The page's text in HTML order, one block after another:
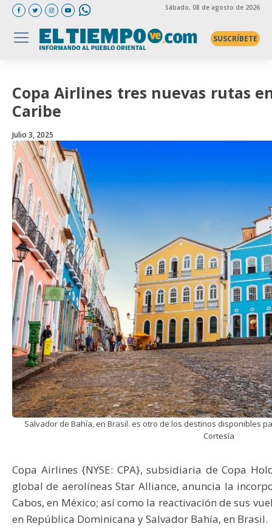
Sábado, 08 de agosto de 2026
SUSCRÍBETE
Copa Airlines tres nuevas rutas
Caribe
Julio 3, 2025
Salvador de Bahía, en Brasil. es otro de los destinos disponibles
Cortesía
Copa Airlines {NYSE: CPA}, subsidiaria de Copa
global de aerolíneas Star Alliance, anuncia la
Cabos, en México; así como la reactivación de sus
en República Dominicana y Salvador Bahía, en Brasil.